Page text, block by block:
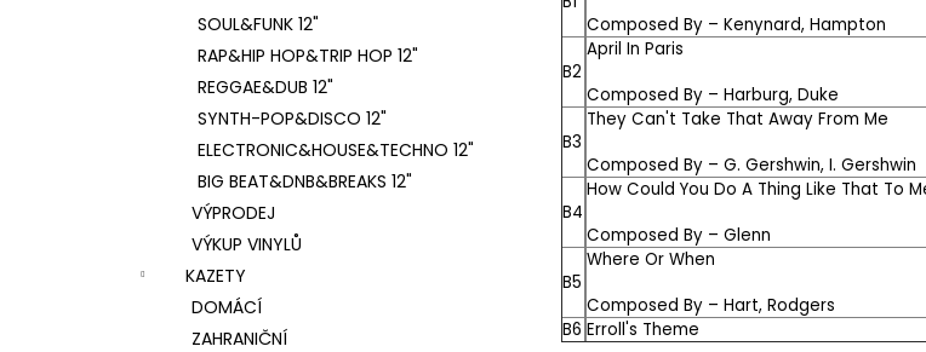
SOUL&FUNK 12"
RAP&HIP HOP&TRIP HOP 12"
REGGAE&DUB 12"
SYNTH-POP&DISCO 12"
ELECTRONIC&HOUSE&TECHNO 12"
BIG BEAT&DNB&BREAKS 12"
VÝPRODEJ
VÝKUP VINYLŮ
KAZETY
DOMÁCÍ
ZAHRANIČNÍ
Composed By – Kenynard, Hampton
B2
April In Paris
Composed By – Harburg, Duke
B3
They Can't Take That Away From Me
Composed By – G. Gershwin, I. Gershwin
B4
How Could You Do A Thing Like That To
Composed By – Glenn
B5
Where Or When
Composed By – Hart, Rodgers
B6 Erroll's Theme